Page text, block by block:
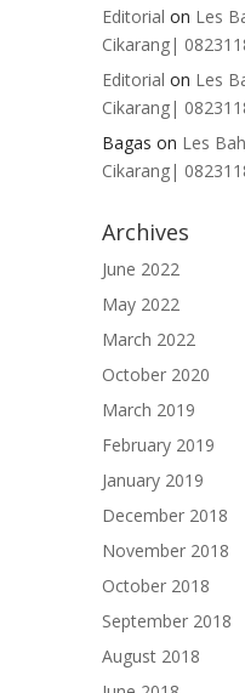
Editorial on Les
Cikarang|
Editorial on Les
Cikarang|
Bagas on Les
Cikarang|
Archives
June 2022
May 2022
March 2022
October 2020
March 2019
February 2019
January 2019
December 2018
November 2018
October 2018
September 2018
August 2018